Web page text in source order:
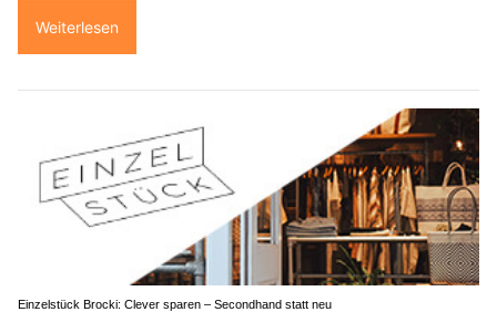
Weiterlesen
Einzelstück Brocki: Clever sparen – Secondhand statt neu